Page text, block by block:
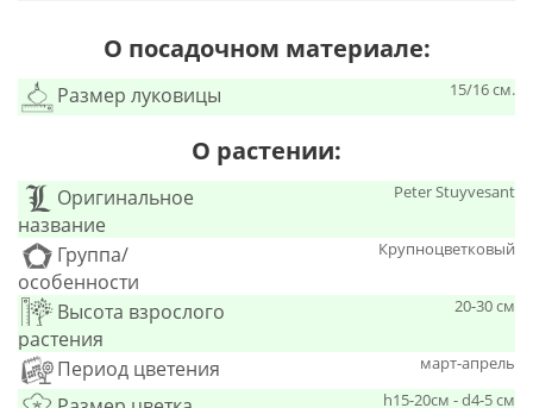
О посадочном материале:
Размер луковицы 15/16 см.
О растении:
Оригинальное
название
Peter Stuyvesant
Группа/
особенности
Крупноцветковый
Высота взрослого
растения
20-30 см
Период цветения март-апрель
h15-20см - d4-5 см